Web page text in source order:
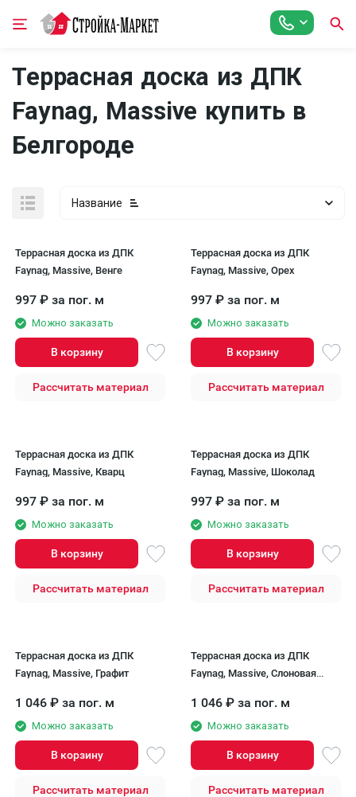
Террасная доска из ДПК
Faynag, Massive купить в
Белгороде
Название
Террасная доска из ДПК
Faynag, Massive, Венге
997 ₽ за пог. м
Можно заказать
В корзину
Рассчитать материал
Террасная доска из ДПК
Faynag, Massive, Орех
997 ₽ за пог. м
Можно заказать
В корзину
Рассчитать материал
Террасная доска из ДПК
Faynag, Massive, Кварц
997 ₽ за пог. м
Можно заказать
В корзину
Рассчитать материал
Террасная доска из ДПК
Faynag, Massive, Шоколад
997 ₽ за пог. м
Можно заказать
В корзину
Рассчитать материал
Террасная доска из ДПК
Faynag, Massive, Графит
1 046 ₽ за пог. м
Можно заказать
В корзину
Рассчитать материал
Террасная доска из ДПК
Faynag, Massive, Слоновая
1 046 ₽ за пог. м
Можно заказать
В корзину
Рассчитать материал